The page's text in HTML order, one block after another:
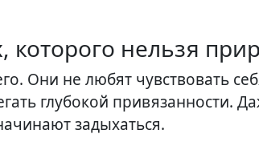
которого нельзя
Они не любят чувствовать
глубокой привязанности.
задыхаться.